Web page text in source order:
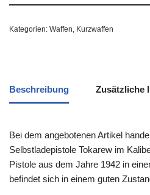
Kategorien: Waffen Kurzwaffen
Beschreibung Zusätzliche
Bei dem angebotenen Artikel
Selbstladepistole Tokarew im
Pistole aus dem Jahre 1942 in
befindet sich in einem guten